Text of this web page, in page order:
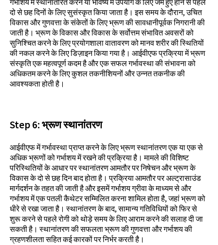
गर्भाशय में स्थानांतरित करने या भविष्य में उपयोग के लिए जमे हुए होने से पहले
दो से छह दिनों के लिए सुसंस्कृत किया जाता है। इस समय के दौरान, उचित
विकास और गुणवत्ता के संकेतों के लिए भ्रूण की सावधानीपूर्वक निगरानी की
जाती है। भ्रूण के विकास और विकास के सर्वोत्तम संभावित अवसरों को
सुनिश्चित करने के लिए प्रयोगशाला वातावरण को मानव शरीर की स्थितियों
की नकल करने के लिए डिज़ाइन किया गया है। आईवीएफ प्रक्रिया में भ्रूण
संस्कृति एक महत्वपूर्ण कदम है और एक सफल गर्भावस्था की संभावना को
अधिकतम करने के लिए कुशल तकनीशियनों और उन्नत तकनीक की
आवश्यकता होती है।
Step6:भ्रूण स्थानांतरण
आईवीएफ में गर्भावस्था प्राप्त करने के लिए भ्रूण स्थानांतरण एक या एक से
अधिक भ्रूणों को गर्भाशय में रखने की प्रक्रिया है। मामले की विशिष्ट
परिस्थितियों के आधार पर स्थानांतरण आमतौर पर निषेचन और भ्रूण के
विकास के दो से छह दिन बाद होता है। प्रक्रिया आमतौर पर अल्ट्रासाउंड
मार्गदर्शन के तहत की जाती है और इसमें गर्भाशय ग्रीवा के माध्यम से और
गर्भाशय में एक पतली कैथेटर सम्मिलित करना शामिल होता है, जहां भ्रूण को
धीरे से रखा जाता है। स्थानांतरण के बाद, सामान्य गतिविधियों को फिर से
शुरू करने से पहले रोगी को थोड़े समय के लिए आराम करने की सलाह दी जा
सकती है। स्थानांतरण की सफलता भ्रूण की गुणवत्ता और गर्भाशय की
ग्रहणशीलता सहित कई कारकों पर निर्भर करती है।